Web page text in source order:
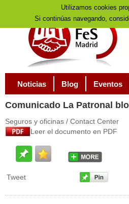
Noticias Blog Eventos
Comunicado La Patronal
Seguros y oficinas / Contact Center
Leer el documento en PDF
Tweet
Utilizamos cookies
Si continúas navegando,